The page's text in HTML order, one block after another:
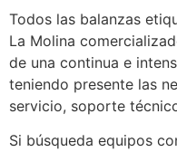
Todos las balanzas
La Molina
de una continua e
teniendo presente las
servicio, soporte
Si búsqueda equipos